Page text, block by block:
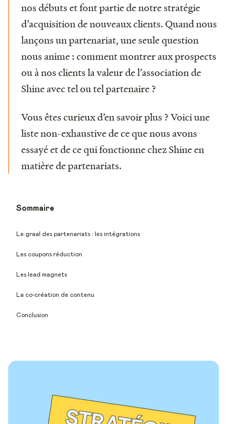
nos débuts et font partie de notre stratégie
d’acquisition de nouveaux clients. Quand nous
lançons un partenariat, une seule question
nous anime : comment montrer aux prospects
ou à nos clients la valeur de l’association de
Shine avec tel ou tel partenaire ?
Vous êtes curieux d’en savoir plus ? Voici une
liste non-exhaustive de ce que nous avons
essayé et de ce qui fonctionne chez Shine en
matière de partenariats.
Sommaire
Le graal des partenariats : les intégrations
Les coupons réduction
Les lead magnets
La co-création de contenu
Conclusion